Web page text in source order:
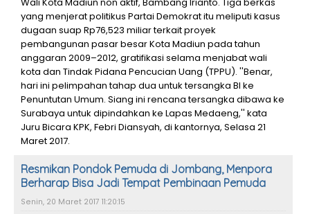
yang menjerat politikus Partai Demokrat itu meliputi kasus
dugaan suap Rp76,523 miliar terkait proyek
pembangunan pasar besar Kota Madiun pada tahun
anggaran 2009–2012, gratifikasi selama menjabat wali
kota dan Tindak Pidana Pencucian Uang (TPPU). ''Benar,
hari ini pelimpahan tahap dua untuk tersangka BI ke
Penuntutan Umum. Siang ini rencana tersangka dibawa ke
Surabaya untuk dipindahkan ke Lapas Medaeng,'' kata
Juru Bicara KPK, Febri Diansyah, di kantornya, Selasa 21
Maret 2017.
Resmikan Pondok Pemuda di Jombang, Menpora
Berharap Bisa Jadi Tempat Pembinaan Pemuda
Senin, 20 Maret 2017 11:20:15